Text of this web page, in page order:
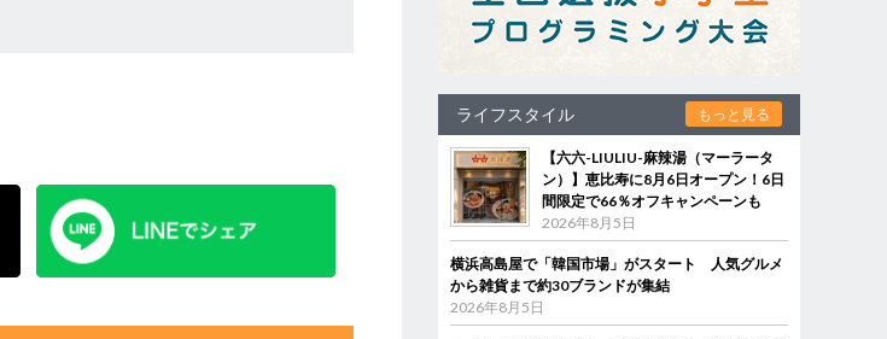
ライフスタイル もっと見る
【六六-LIULIU-麻辣湯（マーラータ
ン）】恵比寿に8月6日オープン！6日
間限定で66％オフキャンペーンも
2026年8月5日
横浜高島屋で「韓国市場」がスタート 人気グルメ
から雑貨まで約30ブランドが集結
2026年8月5日